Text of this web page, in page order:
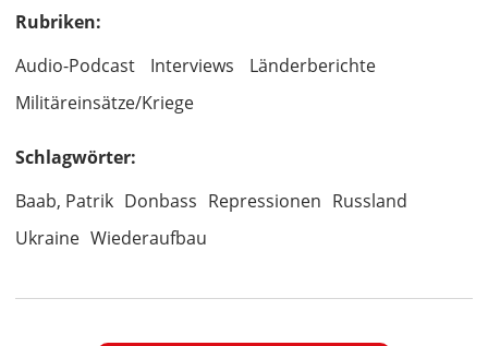
Rubriken:
Audio-Podcast
Interviews
Länderberichte
Militäreinsätze/Kriege
Schlagwörter:
Baab, Patrik Donbass Repressionen Russland
Ukraine Wiederaufbau